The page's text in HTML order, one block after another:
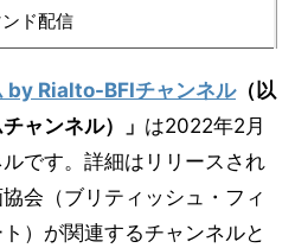
ド配信
by Rialto-BFIチャンネル（以
ャンネル）」 は2022年2月
です。詳細はリリースされ
会（ブリティッシュ・フィ
）が関連するチャンネルと